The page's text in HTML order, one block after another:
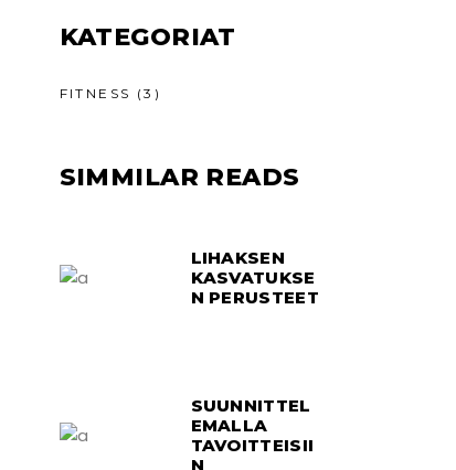
KATEGORIAT
FITNESS (3)
SIMMILAR READS
LIHAKSEN
KASVATUKSE
N PERUSTEET
SUUNNITTEL
EMALLA
TAVOITTEISII
N